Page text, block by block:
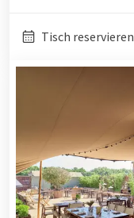
Tisch reservieren